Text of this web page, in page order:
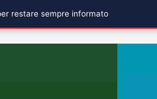
restare sempre informato